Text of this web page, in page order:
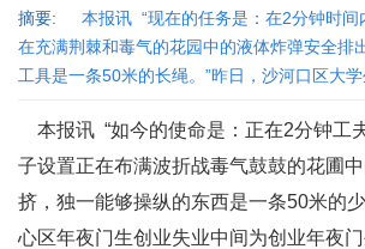
摘要:
本报讯 “现在的任务是：在2分钟时间
在充满荆棘和毒气的花园中的液体炸弹安全排
工具是一条50米的长绳。”昨日，沙河口区大学
本报讯 “如今的使命是：正在2分钟工
子设置正在布满波折战毒气鼓鼓的花圃
挤，独一能够操纵的东西是一条50米的
心区年夜门生创业失业中间为创业年夜